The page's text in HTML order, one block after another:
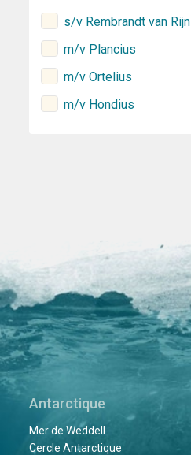
s/v Rembrandt van Rijn
m/v Plancius
m/v Ortelius
m/v Hondius
Antarctique
Mer de Weddell
Cercle Antarctique